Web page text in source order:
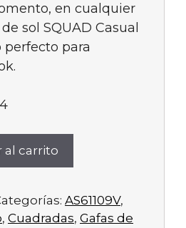
en cualquier
sol SQUAD Casual
perfecto para
al carrito
AS61109V,
, Cuadradas, Gafas de